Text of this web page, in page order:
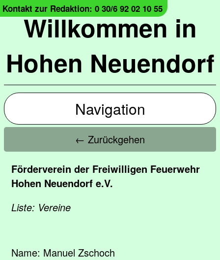
Willkommen in
Hohen Neuendorf
Kontakt zur Redaktion: 0 30/6 92 02 10 55
Navigation
← Zurückgehen
Förderverein der Freiwilligen Feuerwehr
Hohen Neuendorf e.V.
Liste: Vereine
Name: Manuel Zschoch